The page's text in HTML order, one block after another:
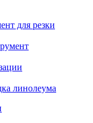
для резки
линолеума